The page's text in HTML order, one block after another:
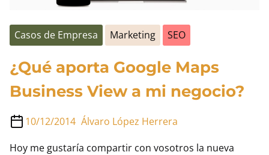
empresas
Casos de Empresa Marketing SEO
¿Qué aporta Google Maps
Business View a mi negocio?
10/12/2014 Álvaro López Herrera
Hoy me gustaría compartir con vosotros la nueva